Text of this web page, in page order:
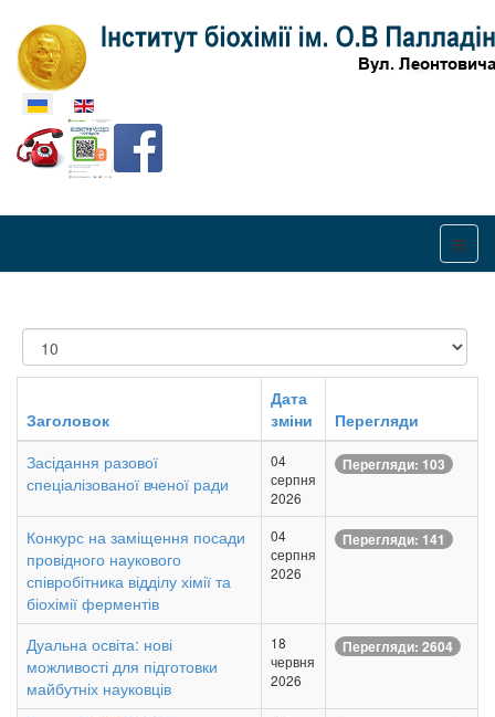
Оберіть свою мову
Показувати
Заголовок
Дата
зміни
Перегляди
Засідання разової
спеціалізованої вченої ради
04
серпня
2026
Перегляди: 103
Конкурс на заміщення посади
провідного наукового
співробітника відділу хімії та
біохімії ферментів
04
серпня
2026
Перегляди: 141
Дуальна освіта: нові
можливості для підготовки
майбутніх науковців
18
червня
2026
Перегляди: 2604